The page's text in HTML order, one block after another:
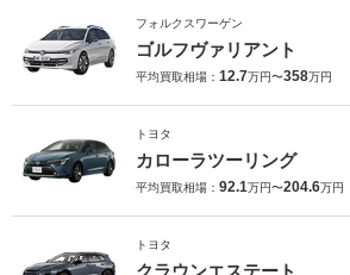
フォルクスワーゲン
ゴルフヴァリアント
平均買取相場： 12.7万円〜358万円
トヨタ
カローラツーリング
平均買取相場： 92.1万円〜204.6万円
トヨタ